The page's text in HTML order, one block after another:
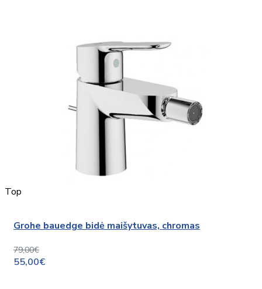
Top
Grohe bauedge bidė maišytuvas, chromas
79,00€
55,00€